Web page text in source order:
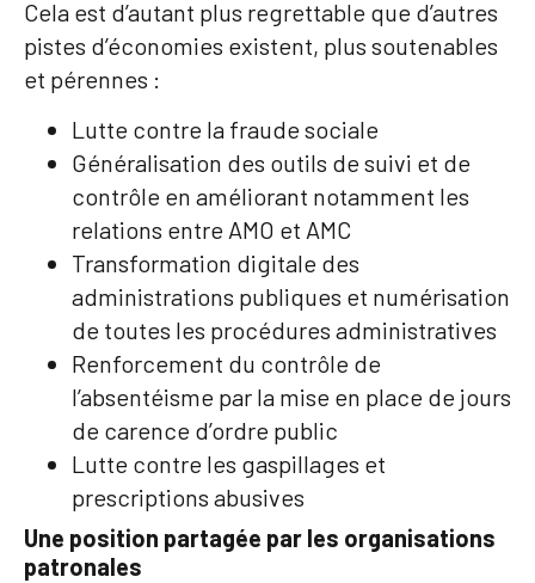
Cela est d’autant plus regrettable que d’autres
pistes d’économies existent, plus soutenables
et pérennes :
Lutte contre la fraude sociale
Généralisation des outils de suivi et de
contrôle en améliorant notamment les
relations entre AMO et AMC
Transformation digitale des
administrations publiques et numérisation
de toutes les procédures administratives
Renforcement du contrôle de
l’absentéisme par la mise en place de jours
de carence d’ordre public
Lutte contre les gaspillages et
prescriptions abusives
Une position partagée par les organisations
patronales